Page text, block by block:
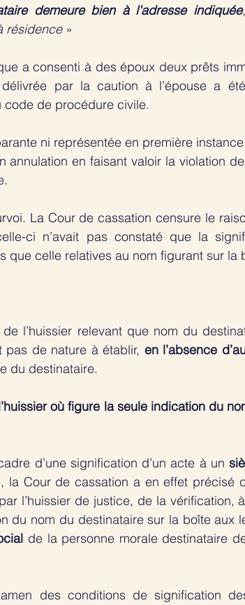
demeure bien à l'adresse indiquée
résidence »
a consenti à des époux deux prêts
délivrée par la caution à l’épouse a
code de procédure civile.
ni représentée en première
annulation en faisant valoir la violation
La Cour de cassation censure le
ci n’avait pas constaté que la
que celle relatives au nom figurant sur la
l’huissier relevant que nom du
pas de nature à établir, en l’absence
du destinataire.
où figure la seule indication du
d’une signification d’un acte à un
la Cour de cassation a en effet précisé
l’huissier de justice, de la vérification,
du nom du destinataire sur la boîte aux
de la personne morale destinataire
des conditions de signification